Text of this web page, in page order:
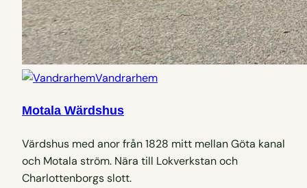
Vandrarhem
Motala Wärdshus
Värdshus med anor från 1828 mitt mellan Göta kanal
och Motala ström. Nära till Lokverkstan och
Charlottenborgs slott.